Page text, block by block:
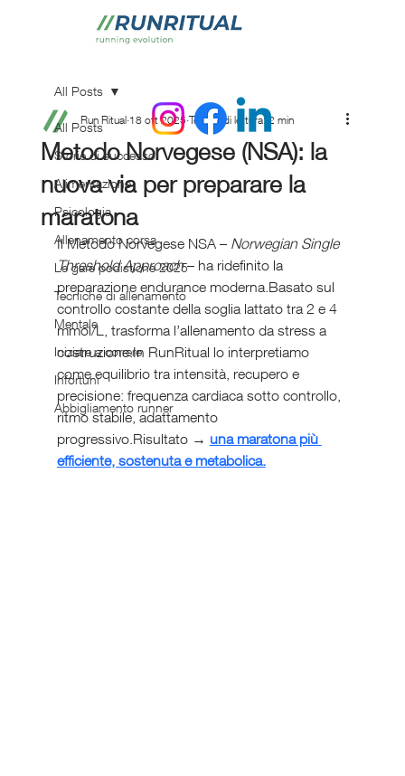
All Posts
Storie di successo
Alimentazione
Psicologia
Allenamento corsa
Le gare podistiche 2025
Tecniche di allenamento
Mentale
Iniziare a correre
Infortuni
Abbigliamento runner
All Posts
Metodo Norvegese (NSA): la
nuova via per preparare la
maratona
Run Ritual 18 ott 2025 Tempo di lettura: 2 min
Il Metodo Norvegese NSA – Norwegian Single
Threshold Approach – ha ridefinito la
preparazione endurance moderna.Basato sul
controllo costante della soglia lattato tra 2 e 4
mmol/L, trasforma l’allenamento da stress a
costruzione.In RunRitual lo interpretiamo
come equilibrio tra intensità, recupero e
precisione: frequenza cardiaca sotto controllo,
ritmo stabile, adattamento
progressivo.Risultato → una maratona più
efficiente, sostenuta e metabolica.